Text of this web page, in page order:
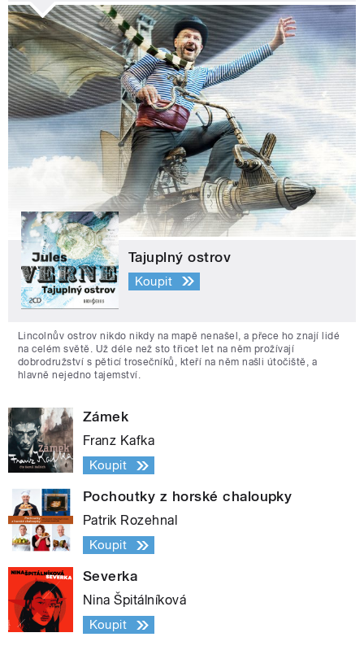
Tajuplný ostrov
Koupit
Lincolnův ostrov nikdo nikdy na mapě nenašel, a přece ho znají lidé
na celém světě. Už déle než sto třicet let na něm prožívají
dobrodružství s pěticí trosečníků, kteří na něm našli útočiště, a
hlavně nejedno tajemství.
Zámek
Franz Kafka
Koupit
Pochoutky z horské chaloupky
Patrik Rozehnal
Koupit
Severka
Nina Špitálníková
Koupit